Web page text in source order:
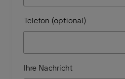
Telefon (optional)
Ihre Nachricht